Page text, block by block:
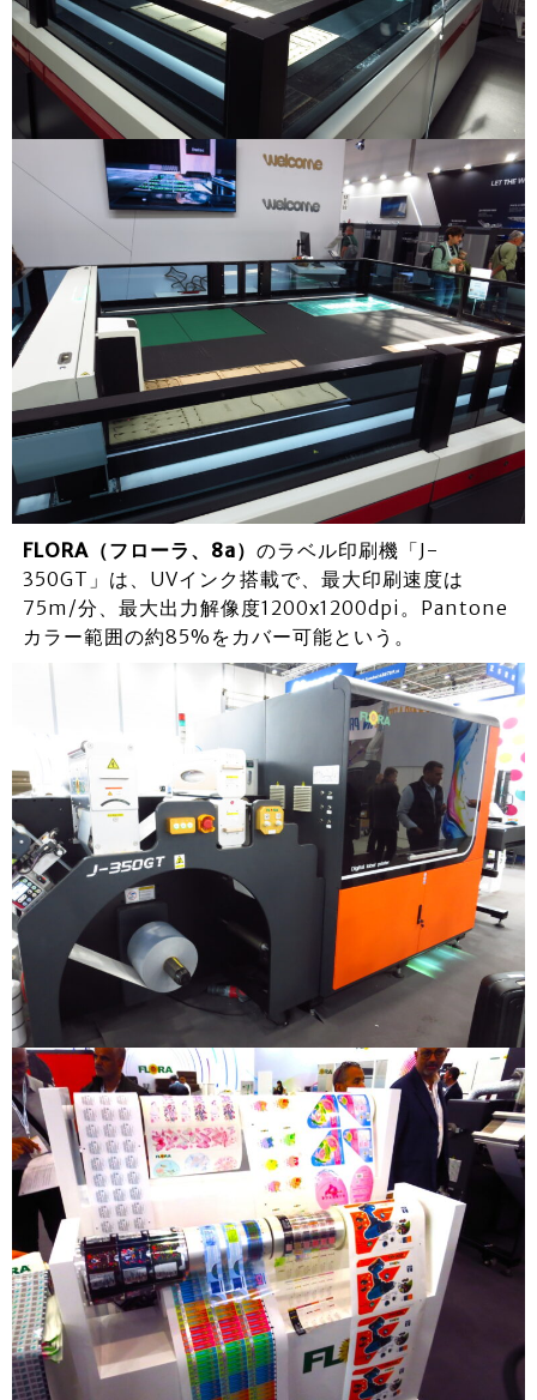
FLORA（フローラ、8a） のラベル印刷機「J-
350GT」は、UVインク搭載で、最大印刷速度は
75m/分、最大出力解像度1200x1200dpi。Pantone
カラー範囲の約85%をカバー可能という。